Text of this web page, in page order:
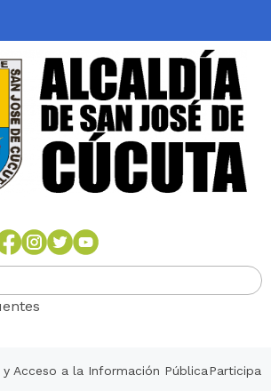
de herramientas
y Acceso a la Información PúblicaParticipa